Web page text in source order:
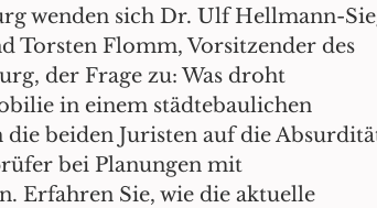
Einzelhandel Bergedorf
wenden sich Dr. Ulf Hellmann-
Torsten Flomm, Vorsitzender des
der Frage zu: Was droht
in einem städtebaulichen
beiden Juristen auf die
bei Planungen mit
Erfahren Sie, wie die aktuelle